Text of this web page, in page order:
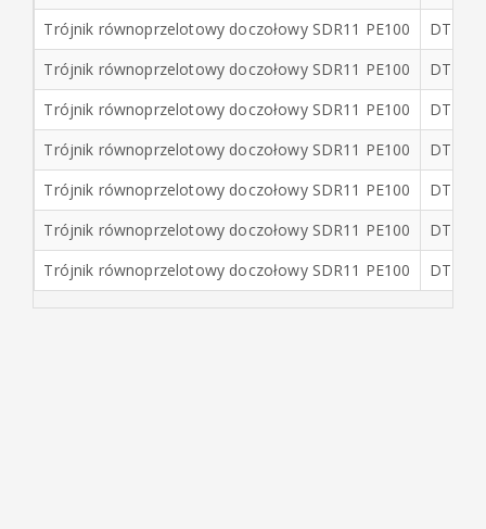
Trójnik równoprzelotowy doczołowy SDR11 PE100
Trójnik równoprzelotowy doczołowy SDR11 PE100
Trójnik równoprzelotowy doczołowy SDR11 PE100
Trójnik równoprzelotowy doczołowy SDR11 PE100
Trójnik równoprzelotowy doczołowy SDR11 PE100
Trójnik równoprzelotowy doczołowy SDR11 PE100
Trójnik równoprzelotowy doczołowy SDR11 PE100